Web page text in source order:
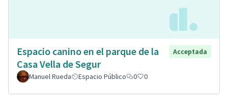
Espacio canino en el parque de la
Casa Vella de Segur
Acceptada
Manuel Rueda Espacio Público 0 0